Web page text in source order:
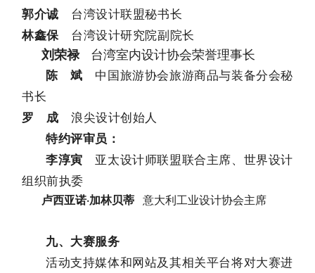
郭介诚 台湾设计联盟秘书长
林鑫保 台湾设计研究院副院长
刘荣禄 台湾室内设计协会荣誉理事长
陈 斌 中国旅游协会旅游商品与装备分会秘
书长
罗 成浪尖设计创始人
特约评审员：
李淳寅 亚太设计师联盟联合主席、世界设计
组织前执委
卢西亚诺·加林贝蒂 意大利工业设计协会主席
九、大赛服务
活动支持媒体和网站及其相关平台将对大赛进